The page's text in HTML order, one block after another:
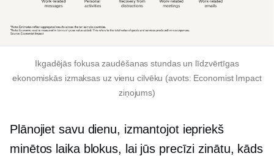
Ikgadējās fokusa zaudēšanas stundas un līdzvērtīgas
ekonomiskās izmaksas uz vienu cilvēku (avots: Economist Impact
ziņojums)
Plānojiet savu dienu, izmantojot iepriekš
minētos laika blokus, lai jūs precīzi zinātu, kāds